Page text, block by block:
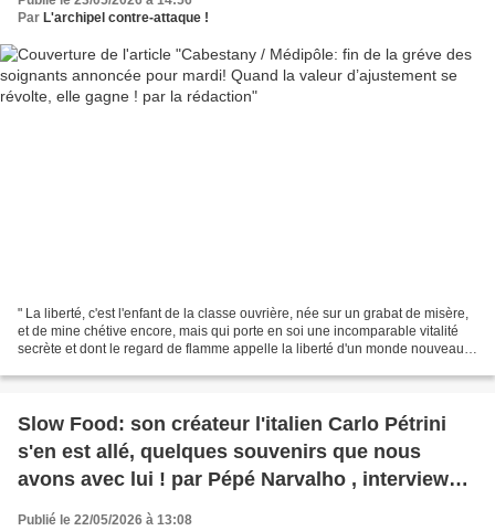
Par L'archipel contre-attaque !
" La liberté, c'est l'enfant de la classe ouvrière, née sur un grabat de misère,
et de mine chétive encore, mais qui porte en soi une incomparable vitalité
secrète et dont le regard de flamme appelle la liberté d'un monde nouveau."
Slow Food: son créateur l'italien Carlo Pétrini
s'en est allé, quelques souvenirs que nous
avons avec lui ! par Pépé Narvalho , interview
Publié le 22/05/2026 à 13:08